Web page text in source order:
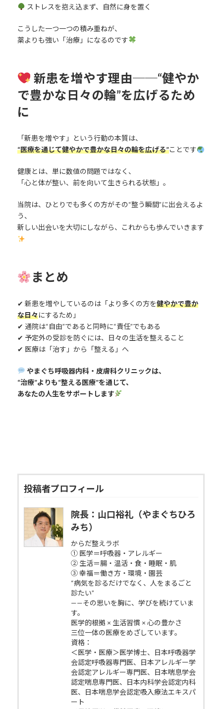
ストレスを抱え込まず、自然に身を置く
こうした一つ一つの積み重ねが、
薬よりも強い「治療」になるのです
新患を増やす理由──“健やか
で豊かな日々の輪”を広げるため
に
「新患を増やす」という行動の本質は、
“医療を通じて健やかで豊かな日々の輪を広げる”ことです
健康とは、単に数値の問題ではなく、
「心と体が整い、前を向いて生きられる状態」。
当院は、ひとりでも多くの方がその“整う瞬間”に出会えるよ
う、
新しい出会いを大切にしながら、これからも歩んでいきます
まとめ
✔ 新患を増やしているのは「より多くの方を健やかで豊か
な日々にするため」
✔ 通院は“自由”であると同時に“責任”でもある
✔ 予定外の受診を防ぐには、日々の生活を整えること
✔ 医療は「治す」から「整える」へ
やまぐち呼吸器内科・皮膚科クリニックは、
“治療”よりも“整える医療”を通じて、
あなたの人生をサポートします
投稿者プロフィール
院長：山口裕礼（やまぐちひろ
みち）
からだ整えラボ
① 医学＝呼吸器・アレルギー
② 生活＝腸・温活・食・睡眠・肌
③ 幸福＝働き方・環境・園芸
“病気を診るだけでなく、人をまるごと
診たい”
——その思いを胸に、学びを続けていま
す。
医学的根拠 × 生活習慣 × 心の豊かさ
三位一体の医療をめざしています。
資格：
＜医学・医療＞医学博士、日本呼吸器学
会認定呼吸器専門医、日本アレルギー学
会認定アレルギー専門医、日本喘息学会
認定喘息専門医、日本内科学会認定内科
医、日本喘息学会認定吸入療法エキスパ
ート